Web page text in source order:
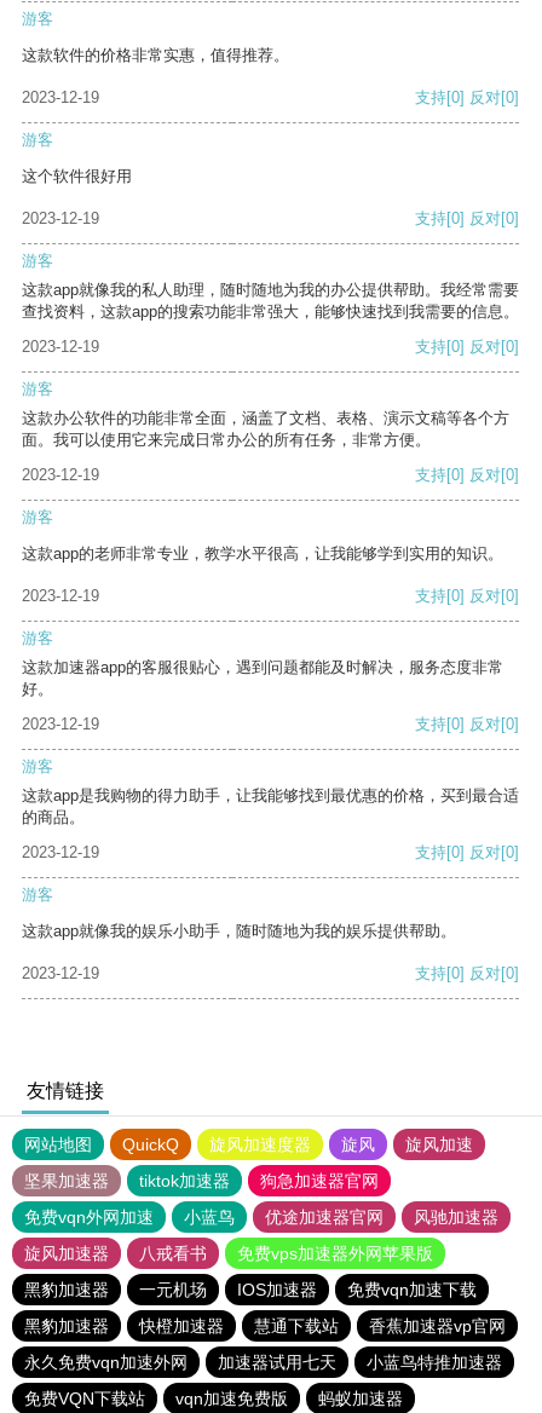
游客
这款软件的价格非常实惠，值得推荐。
2023-12-19 支持[0] 反对[0]
游客
这个软件很好用
2023-12-19 支持[0] 反对[0]
游客
这款app就像我的私人助理，随时随地为我的办公提供帮助。我经常需要
查找资料，这款app的搜索功能非常强大，能够快速找到我需要的信息。
2023-12-19
支持[0] 反对[0]
游客
这款办公软件的功能非常全面，涵盖了文档、表格、演示文稿等各个方
面。我可以使用它来完成日常办公的所有任务，非常方便。
2023-12-19
支持[0] 反对[0]
游客
这款app的老师非常专业，教学水平很高，让我能够学到实用的知识。
2023-12-19 支持[0] 反对[0]
游客
这款加速器app的客服很贴心，遇到问题都能及时解决，服务态度非常
好。
2023-12-19
支持[0] 反对[0]
游客
这款app是我购物的得力助手，让我能够找到最优惠的价格，买到最合适
的商品。
2023-12-19
支持[0] 反对[0]
游客
这款app就像我的娱乐小助手，随时随地为我的娱乐提供帮助。
2023-12-19 支持[0] 反对[0]
友情链接
网站地图 QuickQ 旋风加速度器 旋风
旋风加速
坚果加速器
tiktok加速器
狗急加速器官网
免费vqn外网加速
小蓝鸟 优途加速器官网
风驰加速器
旋风加速器
八戒看书
免费vps加速器外网苹果版
黑豹加速器
一元机场 IOS加速器
免费vqn加速下载
黑豹加速器
快橙加速器 慧通下载站
香蕉加速器vp官网
永久免费vqn加速外网
加速器试用七天
小蓝鸟特推加速器
免费VQN下载站
vqn加速免费版 蚂蚁加速器